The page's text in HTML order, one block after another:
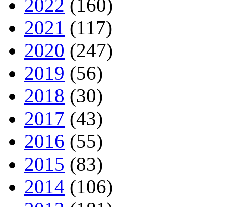
2022 (160)
2021 (117)
2020 (247)
2019 (56)
2018 (30)
2017 (43)
2016 (55)
2015 (83)
2014 (106)